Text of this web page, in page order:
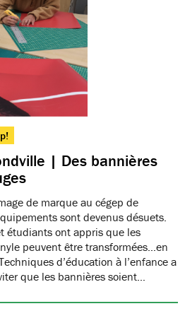
| Des bannières
de marque au cégep de
sont devenus désuets.
étudiants ont appris que les
peuvent être transformées…en
d’éducation à l’enfance a
que les bannières soient…